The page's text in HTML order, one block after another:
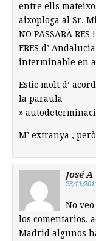
entre ells
aixoploga al Sr.
NO PASSARÀ
ERES d’
interminable en
Estic molt d’
la paraula
»
M’ extranya ,
José
23/11/
No
los comentarios,
Madrid algunos